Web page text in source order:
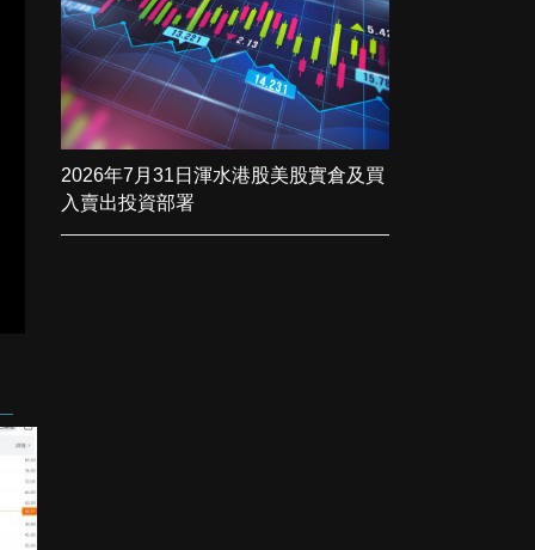
2026年7月31日渾水港股美股實倉及買
入賣出投資部署